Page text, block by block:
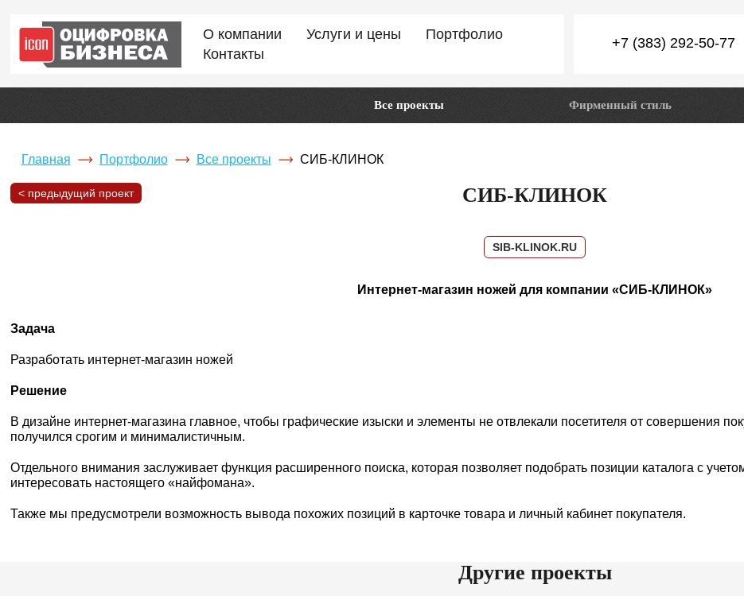
О компании Услуги и цены
Портфолио
Контакты
+7 (383) 292-50-77
Все проекты Фирменный стиль
Главная Портфолио Все проекты СИБ-КЛИНОК
СИБ-КЛИНОК
< предыдущий проект
SIB-KLINOK.RU
Интернет-магазин ножей для компании «СИБ-КЛИНОК»
Задача
Разработать интернет-магазин ножей
Решение
В дизайне интернет-магазина главное, чтобы графические изыски и элементы не отвлекали посетителя от совершения
получился срогим и минималистичным.
Отдельного внимания заслуживает функция расширенного поиска, которая позволяет подобрать позиции каталога с
интересовать настоящего «найфомана».
Также мы предусмотрели возможность вывода похожих позиций в карточке товара и личный кабинет покупателя.
Другие проекты